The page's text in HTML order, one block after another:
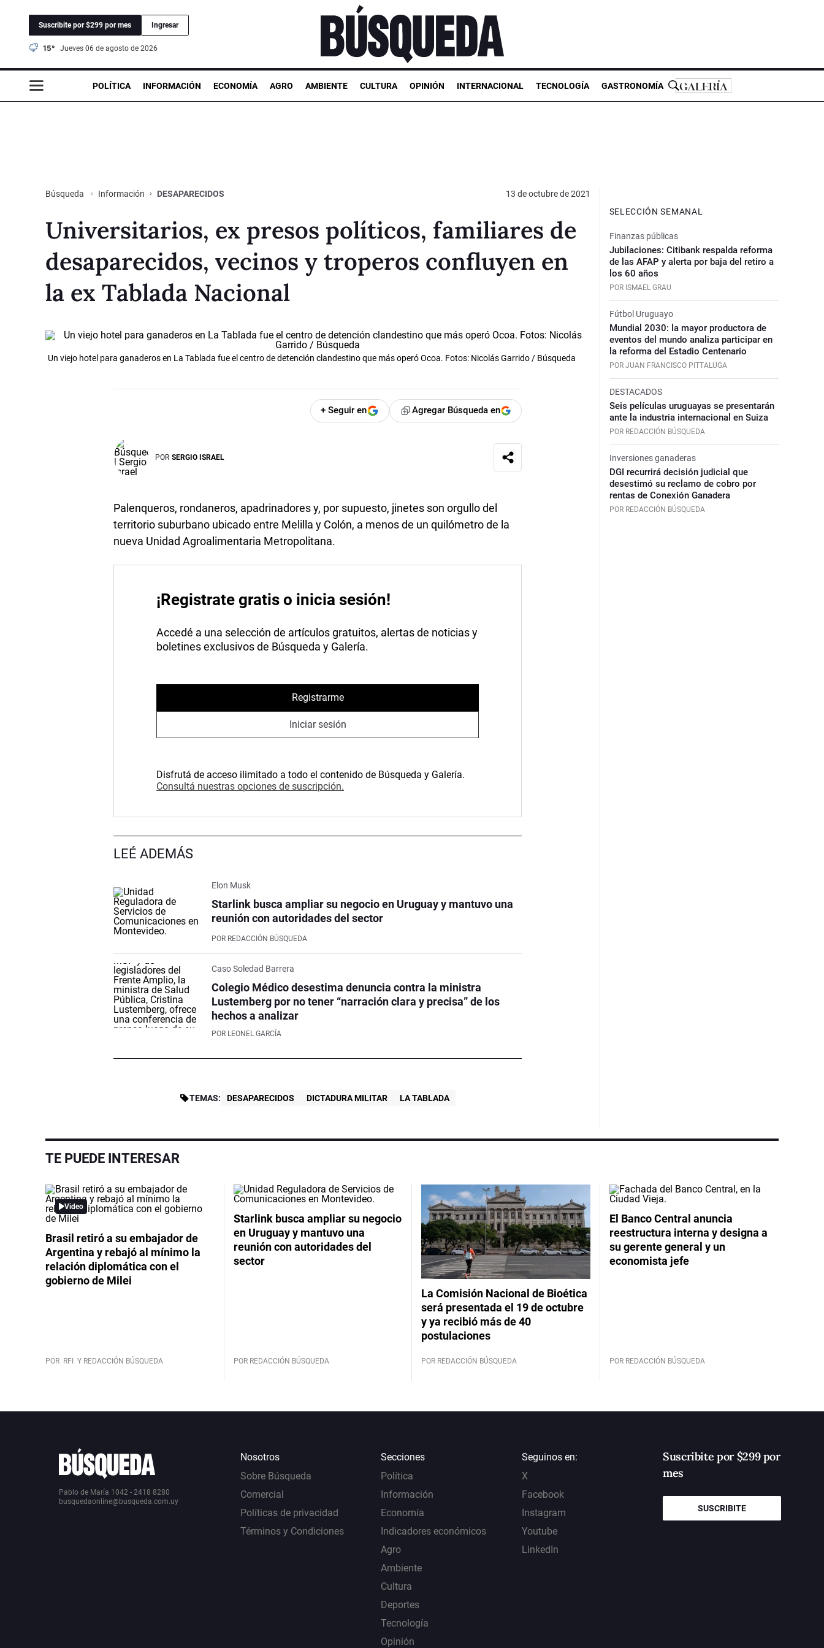
Suscribite por $299 por mes Ingresar
15° jueves 06 de agosto de 2026
POLÍTICA INFORMACIÓN ECONOMÍA AGRO AMBIENTE CULTURA OPINIÓN INTERNACIONAL TECNOLOGÍA GASTRONOMÍA
Búsqueda Información DESAPARECIDOS 13 de octubre de 2021
Universitarios, ex presos políticos, familiares de
desaparecidos, vecinos y troperos confluyen en
la ex Tablada Nacional
Un viejo hotel para ganaderos en La Tablada fue el centro de detención clandestino que más operó Ocoa. Fotos: Nicolás Garrido / Búsqueda
+ Seguir en Agregar Búsqueda en
POR SERGIO ISRAEL
Palenqueros, rondaneros, apadrinadores y, por supuesto, jinetes son orgullo del
territorio suburbano ubicado entre Melilla y Colón, a menos de un quilómetro de la
nueva Unidad Agroalimentaria Metropolitana.
¡Registrate gratis o inicia sesión!
Accedé a una selección de artículos gratuitos, alertas de noticias y
boletines exclusivos de Búsqueda y Galería.
Registrarme
Iniciar sesión
Disfrutá de acceso ilimitado a todo el contenido de Búsqueda y Galería.
Consultá nuestras opciones de suscripción.
LEÉ ADEMÁS
Elon Musk
Starlink busca ampliar su negocio en Uruguay y mantuvo una
reunión con autoridades del sector
POR REDACCIÓN BÚSQUEDA
Caso Soledad Barrera
Colegio Médico desestima denuncia contra la ministra
Lustemberg por no tener “narración clara y precisa” de los
hechos a analizar
POR LEONEL GARCÍA
TEMAS: DESAPARECIDOS DICTADURA MILITAR LA TABLADA
SELECCIÓN SEMANAL
Finanzas públicas
Jubilaciones: Citibank respalda reforma
de las AFAP y alerta por baja del retiro a
los 60 años
POR ISMAEL GRAU
Fútbol Uruguayo
Mundial 2030: la mayor productora de
eventos del mundo analiza participar en
la reforma del Estadio Centenario
POR JUAN FRANCISCO PITTALUGA
DESTACADOS
Seis películas uruguayas se presentarán
ante la industria internacional en Suiza
POR REDACCIÓN BÚSQUEDA
Inversiones ganaderas
DGI recurrirá decisión judicial que
desestimó su reclamo de cobro por
rentas de Conexión Ganadera
POR REDACCIÓN BÚSQUEDA
TE PUEDE INTERESAR
Video
Brasil retiró a su embajador de
Argentina y rebajó al mínimo la
relación diplomática con el
gobierno de Milei
POR RFI Y REDACCIÓN BÚSQUEDA
Starlink busca ampliar su negocio
en Uruguay y mantuvo una
reunión con autoridades del
sector
POR REDACCIÓN BÚSQUEDA
La Comisión Nacional de Bioética
será presentada el 19 de octubre
y ya recibió más de 40
postulaciones
POR REDACCIÓN BÚSQUEDA
El Banco Central anuncia
reestructura interna y designa a
su gerente general y un
economista jefe
POR REDACCIÓN BÚSQUEDA
Pablo de María 1042 - 2418 8280
busquedaonline@busqueda.com.uy
Nosotros
Sobre Búsqueda
Comercial
Políticas de privacidad
Términos y Condiciones
Secciones
Política
Información
Economía
Indicadores económicos
Agro
Ambiente
Cultura
Deportes
Tecnología
Opinión
Seguinos en:
X
Facebook
Instagram
Youtube
LinkedIn
Suscribite por $299 por
mes
SUSCRIBITE